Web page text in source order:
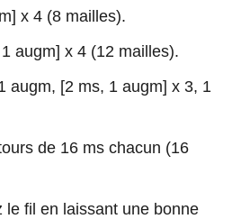
x 4 (8 mailles).
augm] x 4 (12 mailles).
augm, [2 ms, 1 augm] x 3, 1
de 16 ms chacun (16
le fil en laissant une bonne